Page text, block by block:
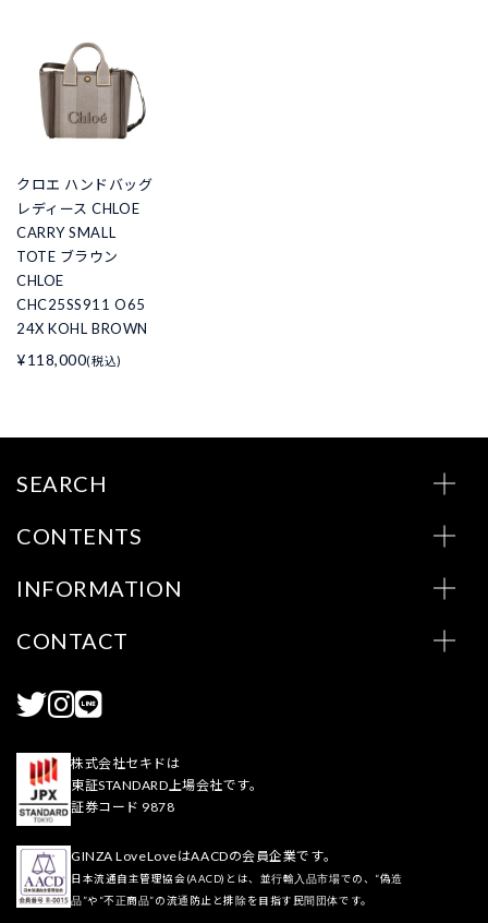
クロエ ハンドバッグ
レディース CHLOE
CARRY SMALL
TOTE ブラウン
CHLOE
CHC25SS911 O65
24X KOHL BROWN
¥118,000(税込)
SEARCH
CONTENTS
INFORMATION
CONTACT
株式会社セキドは
東証STANDARD上場会社です。
証券コード 9878
GINZA LoveLoveはAACDの会員企業です。
日本流通自主管理協会(AACD)とは、並行輸入品市場での、“偽造
品”や“不正商品”の流通防止と排除を目指す民間団体です。